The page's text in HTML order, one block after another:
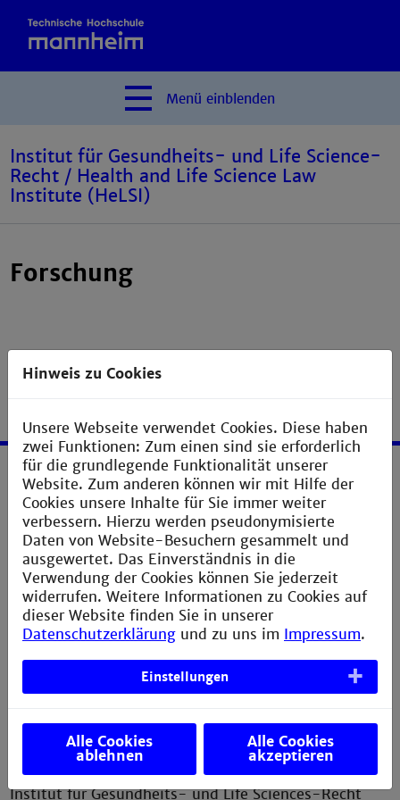
Menü einblenden
Institut für Gesundheits- und Life Science-
Recht / Health and Life Science Law
Institute (HeLSI)
Forschung
Service
Impressum
Erklärung zur Barrierefreiheit
Datenschutzerklärung
Sitemap
Verbesserungsvorschlag melden
Kontakt
Institut für Gesundheits- und Life Sciences-Recht
Hinweis zu Cookies
Unsere Webseite verwendet Cookies. Diese haben
zwei Funktionen: Zum einen sind sie erforderlich
für die grundlegende Funktionalität unserer
Website. Zum anderen können wir mit Hilfe der
Cookies unsere Inhalte für Sie immer weiter
verbessern. Hierzu werden pseudonymisierte
Daten von Website-Besuchern gesammelt und
ausgewertet. Das Einverständnis in die
Verwendung der Cookies können Sie jederzeit
widerrufen. Weitere Informationen zu Cookies auf
dieser Website finden Sie in unserer
Datenschutzerklärung und zu uns im Impressum.
Einstellungen
Alle Cookies
ablehnen
Alle Cookies
akzeptieren